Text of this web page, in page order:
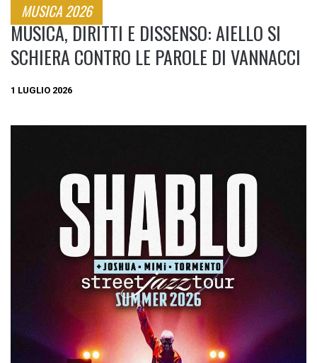
MUSICA 2026
MUSICA, DIRITTI E DISSENSO: AIELLO SI
SCHIERA CONTRO LE PAROLE DI VANNACCI
1 LUGLIO 2026